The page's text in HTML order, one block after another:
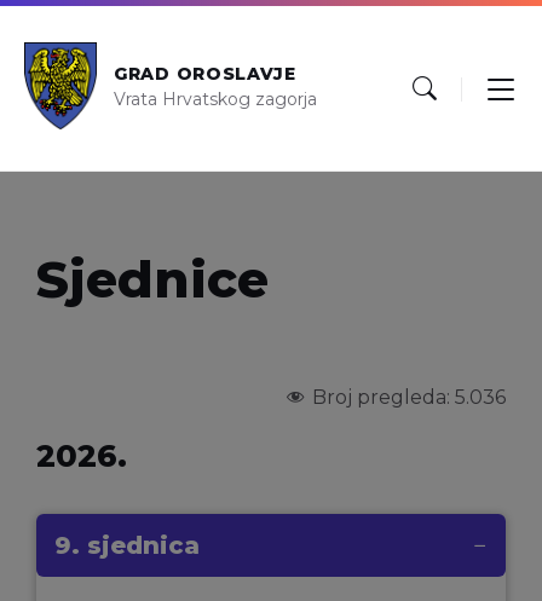
GRAD OROSLAVJE
Vrata Hrvatskog zagorja
Sjednice
Broj pregleda: 5.036
2026.
9. sjednica